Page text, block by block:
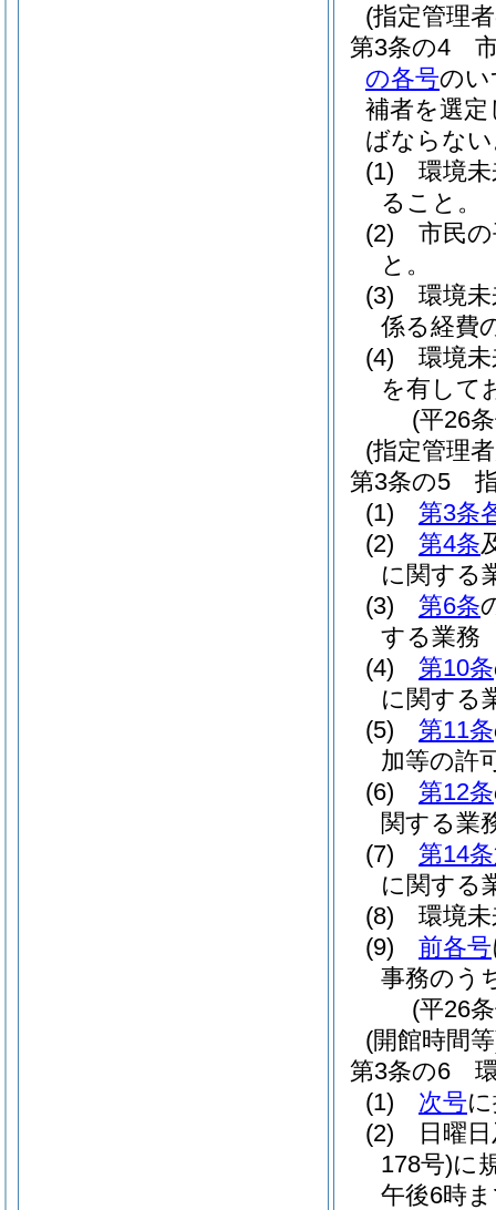
(指定管理
第3条の4
の各号のい
補者を選
ばならな
(1)
環境
ること。
(2)
市民
と。
(3)
環境
係る経費
(4)
環境
を有して
(平26
(指定管理
第3条の5
(1)
第3条
(2)
第4条
に関する
(3)
第6条
する業務
(4)
第10条
に関する
(5)
第11条
加等の許
(6)
第12条
関する業
(7)
第14
に関する
(8)
環境
(9)
前各号
事務のう
(平26
(開館時間
第3条の6
(1)
次号
(2)
日曜
178号)に
午後6時